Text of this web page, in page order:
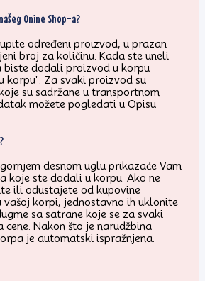
Onine Shop-a?
određeni proizvod, u prazan
broj za količinu. Kada ste uneli
biste dodali proizvod u korpu
korpu". Za svaki proizvod su
su sadržane u transportnom
možete pogledati u Opisu
desnom uglu prikazaće Vam
koje ste dodali u korpu. Ako ne
ili odustajete od kupovine
vašoj korpi, jednostavno ih uklonite
sa satrane koje se za svaki
Nakon što je narudžbina
je automatski ispražnjena.